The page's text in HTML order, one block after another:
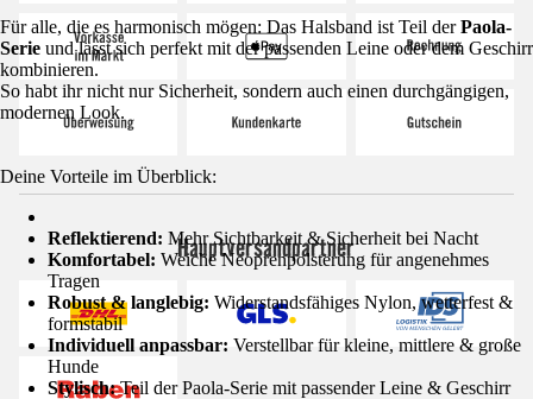
Für alle, die es harmonisch mögen: Das Halsband ist Teil derPaola-
Serie und lässt sich perfekt mit der passenden Leine oder dem Geschirr
kombinieren.
So habt ihr nicht nur Sicherheit, sondern auch einen durchgängigen,
modernen Look.
Deine Vorteile im Überblick:
Reflektierend: Mehr Sichtbarkeit & Sicherheit bei Nacht
Komfortabel: Weiche Neoprenpolsterung für angenehmes
Tragen
Robust & langlebig: Widerstandsfähiges Nylon, wetterfest &
formstabil
Individuell anpassbar: Verstellbar für kleine, mittlere & große
Hunde
Stylisch:Teil der Paola-Serie mit passender Leine & Geschirr
Hauptversandpartner